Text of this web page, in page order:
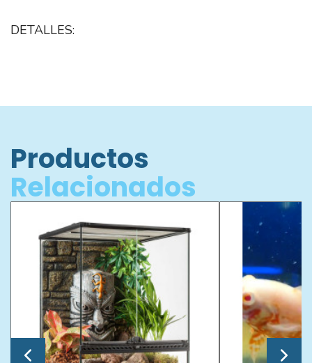
DETALLES:
Productos
Relacionados